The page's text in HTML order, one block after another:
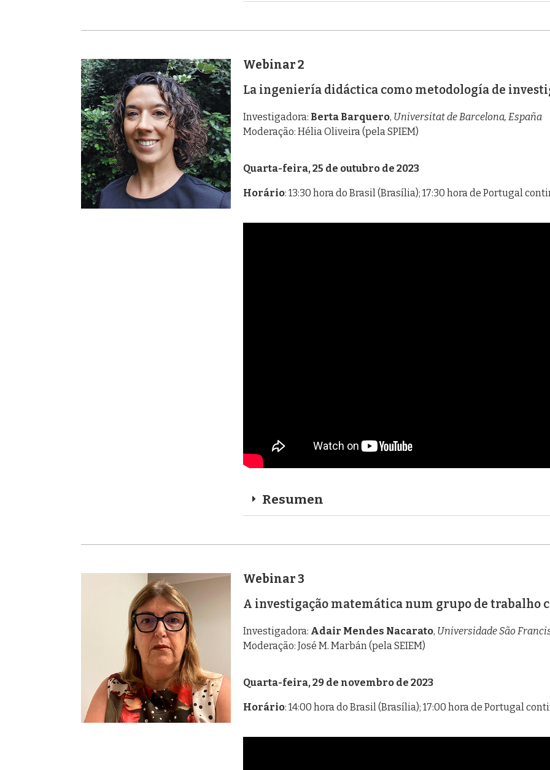
Webinar 2
La ingeniería didáctica como metodología de
Investigadora: Berta Barquero, Universitat de Barcelona, España
Moderação: Hélia Oliveira (pela SPIEM)
Quarta-feira, 25 de outubro de 2023
Horário: 13:30 hora do Brasil (Brasília); 17:30 hora de Portugal
Resumen
Webinar 3
A investigação matemática num grupo de trabalho
Investigadora: Adair Mendes Nacarato, Universidade São
Moderação: José M. Marbán (pela SEIEM)
Quarta-feira, 29 de novembro de 2023
Horário: 14:00 hora do Brasil (Brasília); 17:00 hora de Portugal